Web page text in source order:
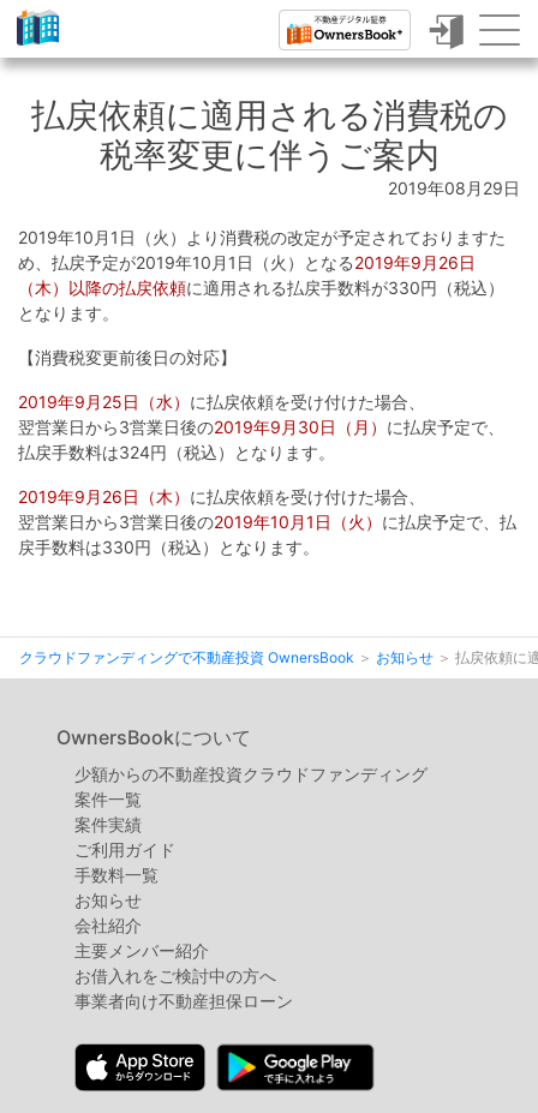
ク
ラ
ウ
フ
ァ
ン
デ
ン
グ
で
不
投
OwnersBook
払戻依頼に適用される消費税の
税率変更に伴うご案内
2019年08月29日
2019年10月1日（火）より消費税の改定が予定されておりますた
め、払戻予定が2019年10月1日（火）となる2019年9月26日
（木）以降の払戻依頼に適用される払戻手数料が330円（税込）
となります。
【消費税変更前後日の対応】
2019年9月25日（水） に払戻依頼を受け付けた場合、
翌営業日から3営業日後の2019年9月30日（月） に払戻予定で、
払戻手数料は324円（税込）となります。
2019年9月26日（木） に払戻依頼を受け付けた場合、
翌営業日から3営業日後の2019年10月1日（火） に払戻予定で、払
戻手数料は330円（税込）となります。
クラウドファンディングで不動産投資 OwnersBook お知らせ 払戻依頼に
OwnersBookについて
少額からの不動産投資クラウドファンディング
案件⼀覧
案件実績
ご利用ガイド
手数料一覧
お知らせ
会社紹介
主要メンバー紹介
お借入れをご検討中の方へ
事業者向け不動産担保ローン